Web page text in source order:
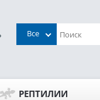
Все
РЕПТИЛИИ